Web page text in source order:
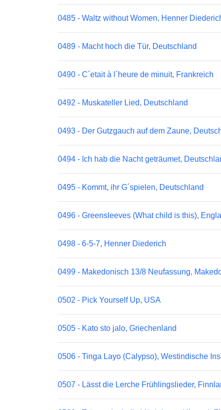
0485 - Waltz without Women, Henner
0489 - Macht hoch die Tür, Deutschland
0490 - C´etait à l´heure de minuit, Frankreich
0492 - Muskateller Lied, Deutschland
0493 - Der Gutzgauch auf dem Zaune,
0494 - Ich hab die Nacht geträumet,
0495 - Kommt, ihr G´spielen, Deutschland
0496 - Greensleeves (What child is this),
0498 - 6-5-7, Henner Diederich
0499 - Makedonisch 13/8 Neufassung,
0502 - Pick Yourself Up, USA
0505 - Kato sto jalo, Griechenland
0506 - Tinga Layo (Calypso), Westindische
0507 - Lässt die Lerche Frühlingslieder,